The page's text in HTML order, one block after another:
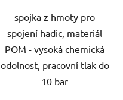
spojka z hmoty pro
spojení hadic, materiál
POM - vysoká chemická
odolnost, pracovní tlak do
10 bar